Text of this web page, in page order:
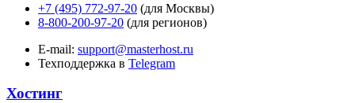
+7 (495) 772-97-20 (для Москвы)
8-800-200-97-20 (для регионов)
E-mail: support@masterhost.ru
Техподдержка в Telegram
Хостинг